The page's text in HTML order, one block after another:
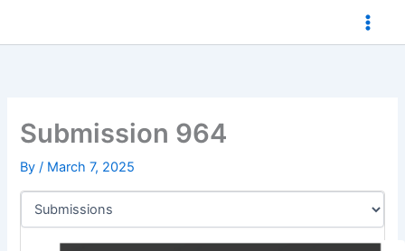
Submission 964
By/ March 7, 2025